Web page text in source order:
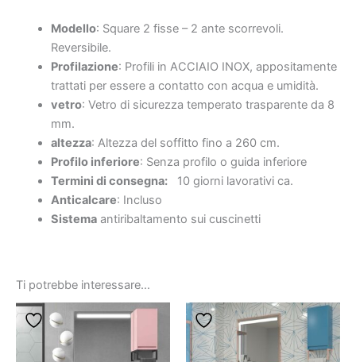
Modello: Square 2 fisse – 2 ante scorrevoli.
Reversibile.
Profilazione: Profili in ACCIAIO INOX, appositamente
trattati per essere a contatto con acqua e umidità.
vetro: Vetro di sicurezza temperato trasparente da 8
mm.
altezza: Altezza del soffitto fino a 260 cm.
Profilo inferiore: Senza profilo o guida inferiore
Termini di consegna:10 giorni lavorativi ca.
Anticalcare: Incluso
Sistemaantiribaltamento sui cuscinetti
Ti potrebbe interessare…